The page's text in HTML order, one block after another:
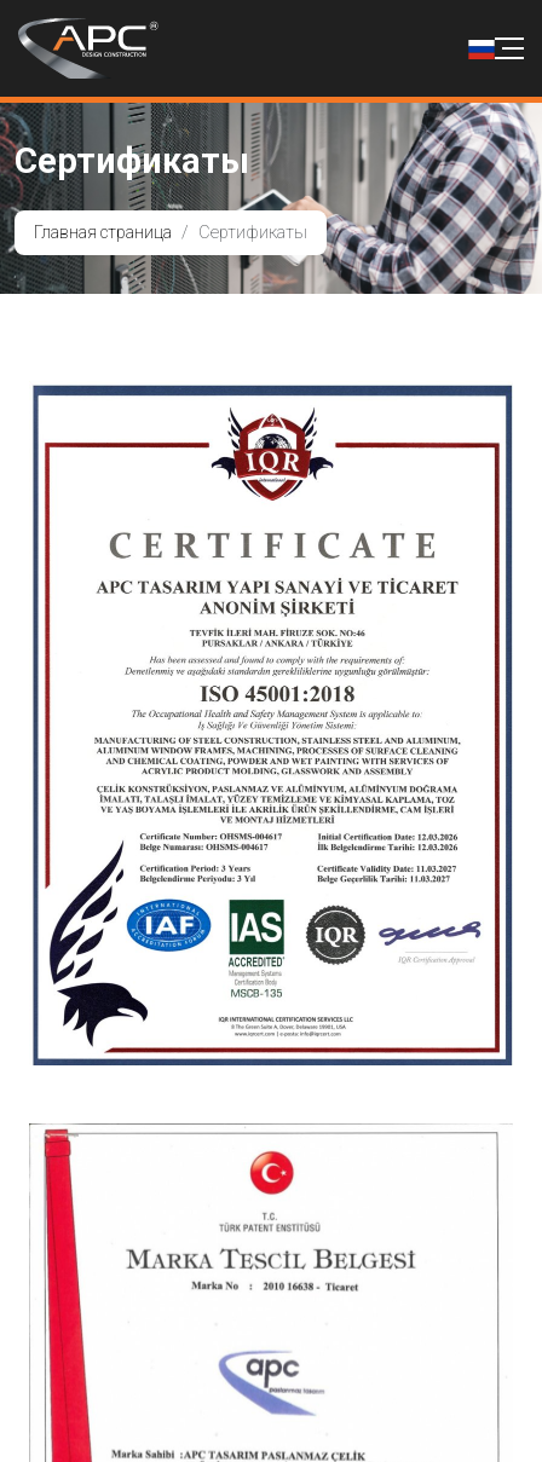
Сертификаты
Главная страница Сертификаты